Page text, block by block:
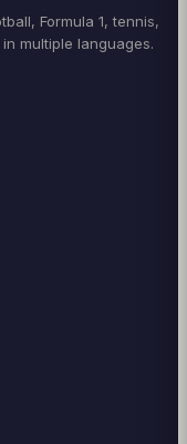
Formula 1, tennis,
multiple languages.